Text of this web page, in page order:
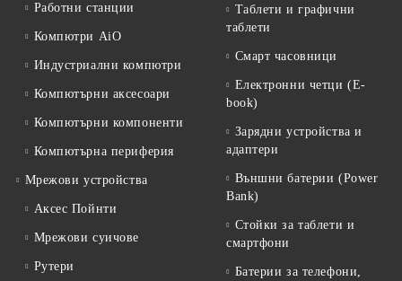
Работни станции
Компютри AiO
Индустриални компютри
Компютърни аксесоари
Компютърни компоненти
Компютърна периферия
Мрежови устройства
Аксес Пойнти
Мрежови суичове
Рутери
Таблети и графични
таблети
Смарт часовници
Електронни четци (E-
book)
Зарядни устройства и
адаптери
Външни батерии (Power
Bank)
Стойки за таблети и
смартфони
Батерии за телефони,